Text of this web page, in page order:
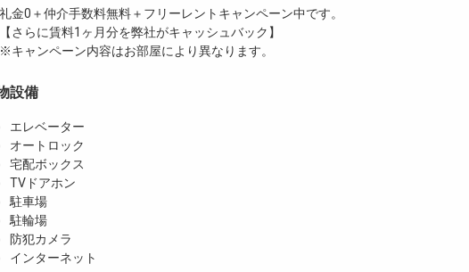
礼金0 ＋仲介手数料無料＋ フリーレント キャンペーン中です。
【さらに賃料1ヶ月分を弊社がキャッシュバック】
※キャンペーン内容はお部屋により異なります。
設備
エレベーター
オートロック
宅配ボックス
TVドアホン
駐車場
駐輪場
防犯カメラ
インターネット